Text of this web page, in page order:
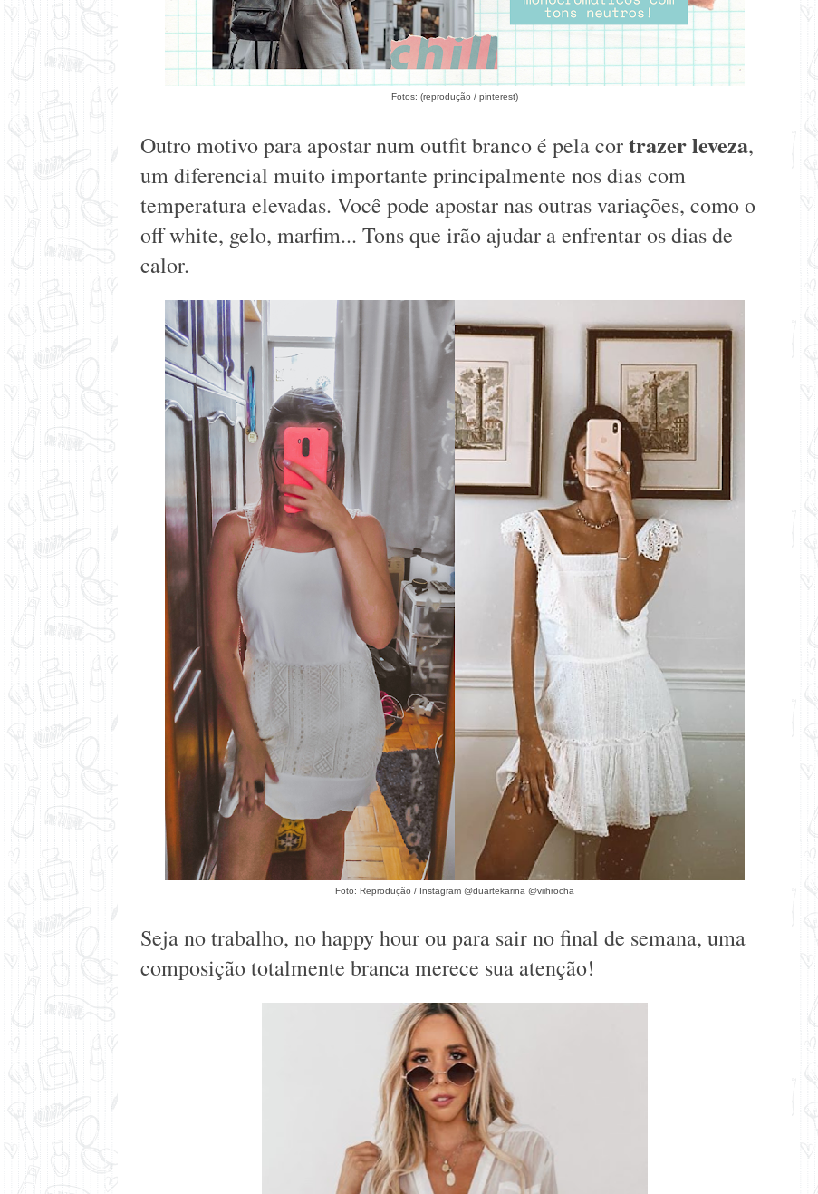
Fotos: (reprodução / pinterest)
Outro motivo para apostar num outfit branco é pela cortrazer leveza,
um diferencial muito importante principalmente nos dias com
temperatura elevadas. Você pode apostar nas outras variações, como o
off white, gelo, marfim... Tons que irão ajudar a enfrentar os dias de
calor.
Foto: Reprodução / Instagram @duartekarina @viihrocha
Seja no trabalho, no happy hour ou para sair no final de semana, uma
composição totalmente branca merece sua atenção!